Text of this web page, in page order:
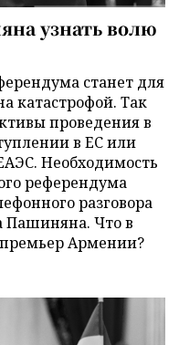
узнать волю
станет для
катастрофой. Так
проведения в
в ЕС или
Необходимость
референдума
разговора
Пашиняна. Что в
премьер Армении?